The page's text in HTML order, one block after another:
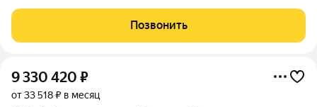
метров, с раздельным санузлом, просторная прихожая, в
которой есть место и для
Позвонить
9 330 420 ₽
от 33 518 ₽ в месяц